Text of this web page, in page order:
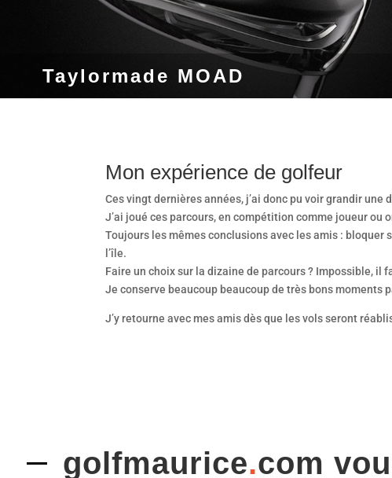
Taylormade MOAD
Mon expérience de golfeur
Ces vingt dernières années, j’ai donc pu voir grandir
J’ai joué ces parcours, en compétition comme joueur ou
Toujours les mêmes conclusions avec les amis :
l’île.
Faire un choix sur la dizaine de parcours ? Impossible, il
Je conserve beaucoup beaucoup de très bons moments
J’y retourne avec mes amis dès que les vols seront
golfmaurice.com